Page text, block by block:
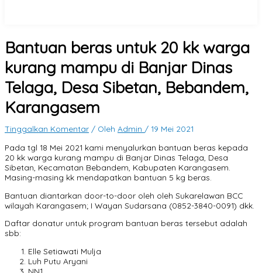
Bantuan beras untuk 20 kk warga
kurang mampu di Banjar Dinas
Telaga, Desa Sibetan, Bebandem,
Karangasem
Tinggalkan Komentar / Oleh Admin / 19 Mei 2021
Pada tgl 18 Mei 2021 kami menyalurkan bantuan beras kepada
20 kk warga kurang mampu di Banjar Dinas Telaga, Desa
Sibetan, Kecamatan Bebandem, Kabupaten Karangasem.
Masing-masing kk mendapatkan bantuan 5 kg beras.
Bantuan diantarkan door-to-door oleh oleh Sukarelawan BCC
wilayah Karangasem; I Wayan Sudarsana (0852-3840-0091) dkk.
Daftar donatur untuk program bantuan beras tersebut adalah
sbb:
Elle Setiawati Mulja
Luh Putu Aryani